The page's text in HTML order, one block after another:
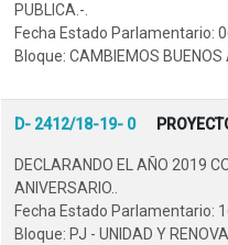
PUBLICA.-.
Fecha Estado Parlamentario:
Bloque: CAMBIEMOS BUENOS
D- 2412/18-19- 0
DECLARANDO EL AÑO 2019
ANIVERSARIO..
Fecha Estado Parlamentario:
Bloque: PJ - UNIDAD Y